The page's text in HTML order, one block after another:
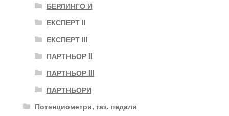
БЕРЛИНГО И
ЕКСПЕРТ II
ЕКСПЕРТ III
ПАРТНЬОР II
ПАРТНЬОР III
ПАРТНЬОРИ
Потенциометри, газ. педали